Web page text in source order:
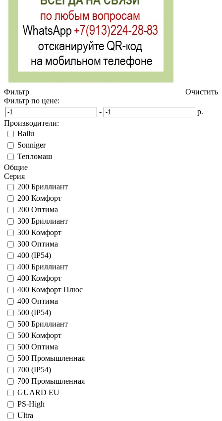
Фильтр
Очистить
Фильтр по цене:
-
р.
Производители:
Ballu
Sonniger
Тепломаш
Общие
Серия
200 Бриллиант
200 Комфорт
200 Оптима
300 Бриллиант
300 Комфорт
300 Оптима
400 (IP54)
400 Бриллиант
400 Комфорт
400 Комфорт Плюс
400 Оптима
500 (IP54)
500 Бриллиант
500 Комфорт
500 Оптима
500 Промышленная
700 (IP54)
700 Промышленная
GUARD EU
PS-High
Ultra